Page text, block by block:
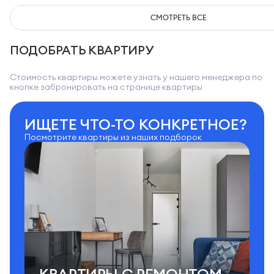
СМОТРЕТЬ ВСЕ
ПОДОБРАТЬ КВАРТИРУ
Стоимость квартиры можете узнать у нашего менеджера по
кнопке забронировать на странице квартиры
ИЩЕТЕ ЧТО-ТО КОНКРЕТНОЕ?
Посмотрите квартиры из наших подборок